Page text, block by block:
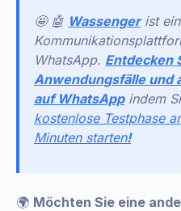
🤩 🤖 Wassenger ist
WhatsApp. Entdecken
Anwendungsfälle und
auf WhatsApp indem
kostenlose Testphase
Minuten starten!
🌍 Möchten Sie eine